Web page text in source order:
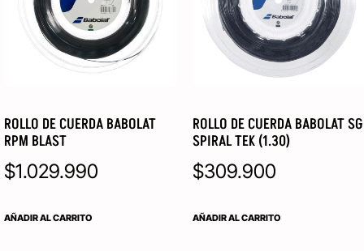
ROLLO DE CUERDA BABOLAT
RPM BLAST
$1.029.990
AÑADIR AL CARRITO
ROLLO DE CUERDA BABOLAT SG
SPIRAL TEK (1.30)
$309.900
AÑADIR AL CARRITO